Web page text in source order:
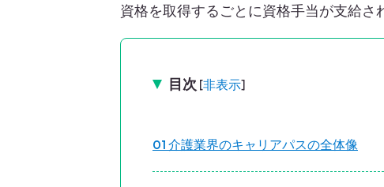
資格を取得するごとに資格手当が支給さ
目次 [非表示]
1 介護業界のキャリアパスの全体像